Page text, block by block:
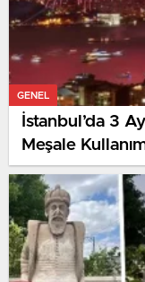
GENEL
İstanbul’da 3
Meşale